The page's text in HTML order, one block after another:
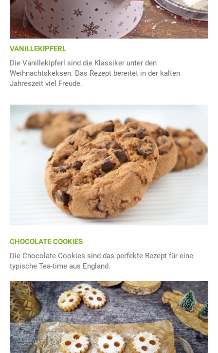
VANILLEKIPFERL
Die Vanillekipferl sind die Klassiker unter den
Weihnachtskeksen. Das Rezept bereitet in der kalten
Jahreszeit viel Freude.
CHOCOLATE COOKIES
Die Chocolate Cookies sind das perfekte Rezept für eine
typische Tea-time aus England.